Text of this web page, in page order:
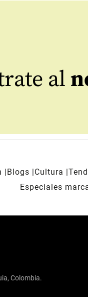
al
Blogs Cultura
Especiales
Colombia.